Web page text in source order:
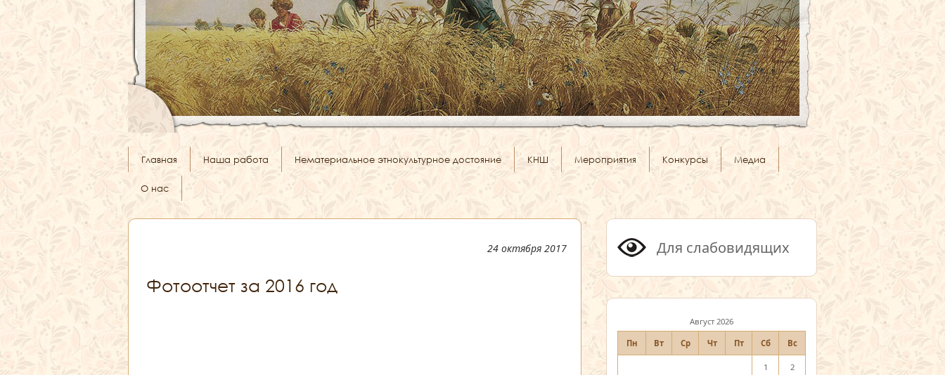
Главная Наша работа Нематериальное этнокультурное достояние КНШ Мероприятия Конкурсы Медиа
О нас
24 октября 2017
Фотоотчет за 2016 год
Для слабовидящих
Август 2026
Пн Вт Ср Чт Пт Сб Вс
1 2